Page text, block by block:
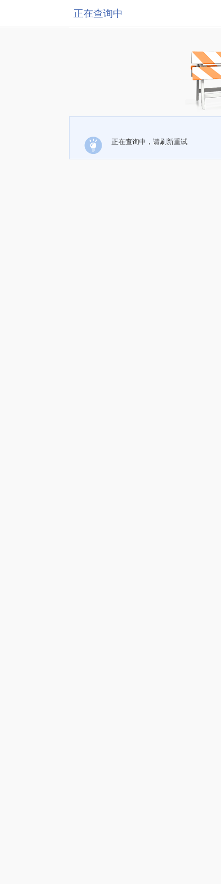
正在查询中
正在查询中，请刷新重试